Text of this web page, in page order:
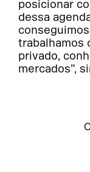
posicionar
dessa
trabalhamos
privado,
mercados”,